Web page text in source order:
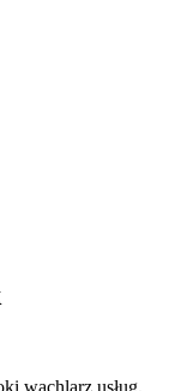
wachlarz usług,